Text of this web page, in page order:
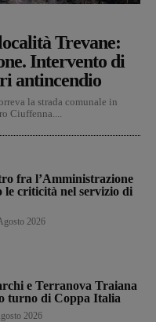
Trevane:
Intervento di
antincendio
la strada comunale in
Ciuffenna....
fra l’Amministrazione
le criticità nel servizio di
2026
e Terranova Traiana
turno di Coppa Italia
2026